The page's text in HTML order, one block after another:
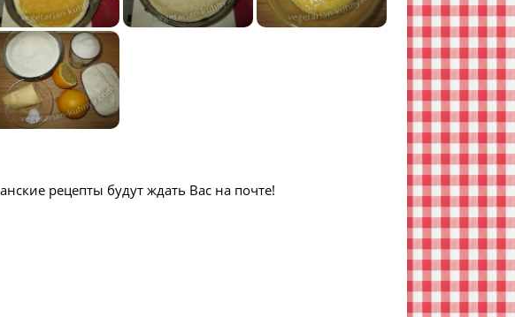
рецепты будут ждать Вас на почте!